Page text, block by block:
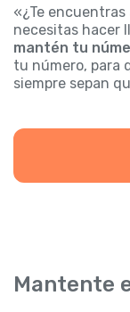
«¿Te
necesitas hacer
mantén tu
tu número, para
siempre sepan
Mantente